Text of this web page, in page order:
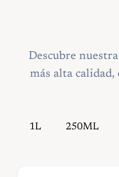
Descubre
más alta
1L 250ML